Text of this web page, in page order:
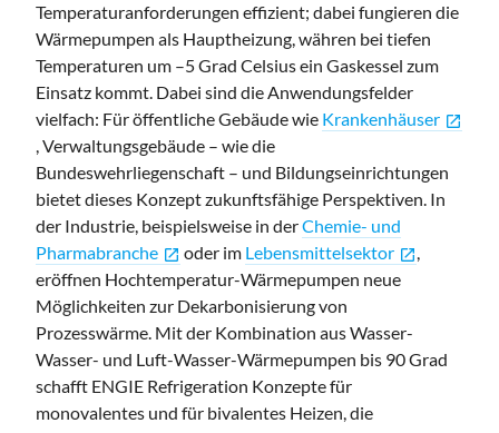
Temperaturanforderungen effizient; dabei fungieren die
Wärmepumpen als Hauptheizung, währen bei tiefen
Temperaturen um –5 Grad Celsius ein Gaskessel zum
Einsatz kommt. Dabei sind die Anwendungsfelder
vielfach: Für öffentliche Gebäude wie Krankenhäuser open_in_new
, Verwaltungsgebäude – wie die
Bundeswehrliegenschaft – und Bildungseinrichtungen
bietet dieses Konzept zukunftsfähige Perspektiven. In
der Industrie, beispielsweise in derChemie- und
Pharmabranche open_in_new oder im Lebensmittelsektor open_in_new,
eröffnen Hochtemperatur-Wärmepumpen neue
Möglichkeiten zur Dekarbonisierung von
Prozesswärme. Mit der Kombination aus Wasser-
Wasser- und Luft-Wasser-Wärmepumpen bis 90 Grad
schafft ENGIE Refrigeration Konzeptefür
monovalentes und für bivalentes Heizen, die